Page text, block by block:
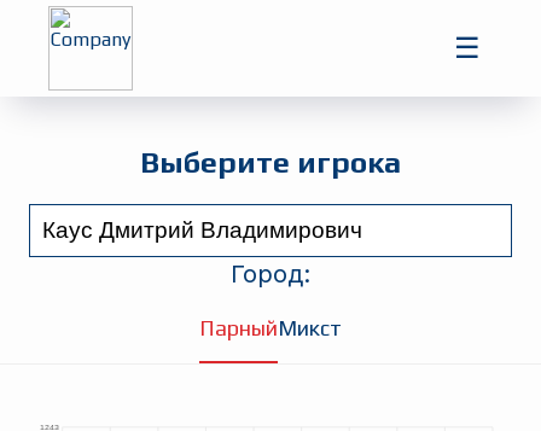
☰
Выберите игрока
Город:
ПарныйМикст